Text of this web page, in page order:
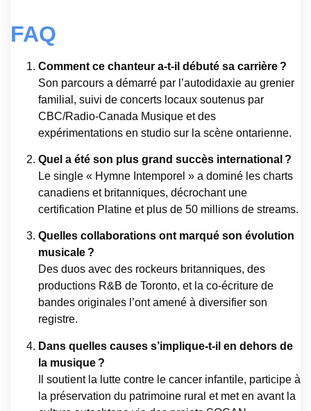
FAQ
Comment ce chanteur a-t-il débuté sa carrière ?
Son parcours a démarré par l’autodidaxie au grenier
familial, suivi de concerts locaux soutenus par
CBC/Radio-Canada Musique et des
expérimentations en studio sur la scène ontarienne.
Quel a été son plus grand succès international ?
Le single « Hymne Intemporel » a dominé les charts
canadiens et britanniques, décrochant une
certification Platine et plus de 50 millions de streams.
Quelles collaborations ont marqué son évolution
musicale ?
Des duos avec des rockeurs britanniques, des
productions R&B de Toronto, et la co-écriture de
bandes originales l’ont amené à diversifier son
registre.
Dans quelles causes s’implique-t-il en dehors de
la musique ?
Il soutient la lutte contre le cancer infantile, participe à
la préservation du patrimoine rural et met en avant la